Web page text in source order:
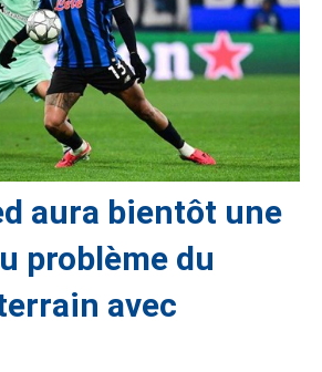
aura bientôt une
problème du
avec